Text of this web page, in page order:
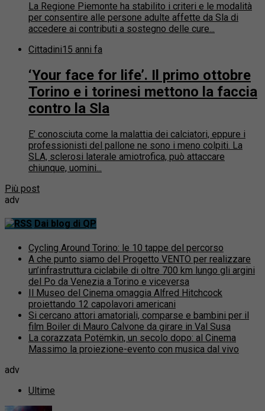
La Regione Piemonte ha stabilito i criteri e le modalità
per consentire alle persone adulte affette da Sla di
accedere ai contributi a sostegno delle cure...
Cittadini15 anni fa
‘Your face for life’. Il primo ottobre
Torino e i torinesi mettono la faccia
contro la Sla
E’ conosciuta come la malattia dei calciatori, eppure i
professionisti del pallone ne sono i meno colpiti. La
SLA, sclerosi laterale amiotrofica, può attaccare
chiunque, uomini...
Più post
adv
Dai blog di QP
Cycling Around Torino: le 10 tappe del percorso
A che punto siamo del Progetto VENTO per realizzare
un’infrastruttura ciclabile di oltre 700 km lungo gli argini
del Po da Venezia a Torino e viceversa
Il Museo del Cinema omaggia Alfred Hitchcock
proiettando 12 capolavori americani
Si cercano attori amatoriali, comparse e bambini per il
film Boiler di Mauro Calvone da girare in Val Susa
La corazzata Potëmkin, un secolo dopo: al Cinema
Massimo la proiezione-evento con musica dal vivo
adv
Ultime